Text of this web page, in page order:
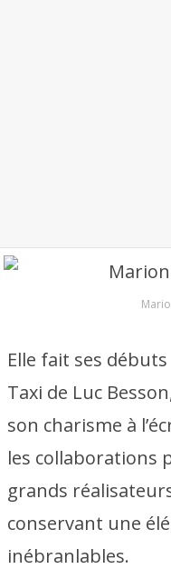
Elle fait ses
Taxi de Luc
son charisme à
les collaborations
grands
conservant une
inébranlables.